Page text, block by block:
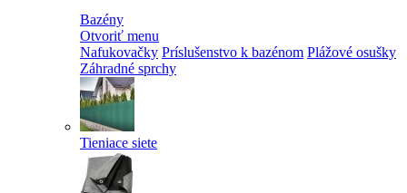
Bazény
Otvoriť menu
Nafukovačky Príslušenstvo k bazénom Plážové osušky
Záhradné sprchy
Tieniace siete